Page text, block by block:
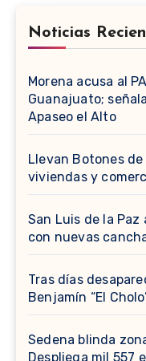
Noticias
Morena acusa al
Guanajuato;
Apaseo el Alto
Llevan Botones
viviendas y
San Luis de la
con nuevas
Tras días
Benjamín “El
Sedena blinda
Despliega mil 557